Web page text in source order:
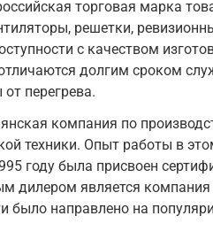
торговая марка
решетки,
с качеством
долгим сроком
перегрева.
компания по
техники. Опыт работы в
году была присвоен
дилером является компания
было направлено на